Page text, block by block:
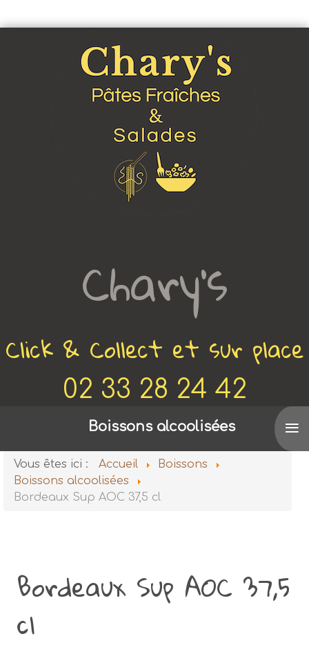
Chary's
Click & Collect et sur place
02 33 28 24 42
Voir aussi
Boissons alcoolisées ≡
Vous êtes ici : Accueil
Boissons
Boissons alcoolisées
Bordeaux Sup AOC 37,5 cl
Bordeaux Sup AOC 37,5
cl